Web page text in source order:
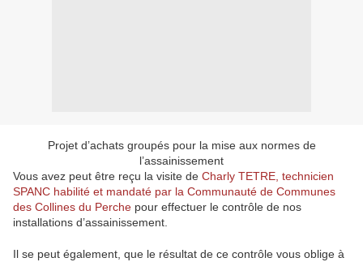
Projet d’achats groupés pour la mise aux normes de
l’assainissement
Vous avez peut être reçu la visite de Charly TETRE, technicien
SPANC habilité et mandaté par la Communauté de Communes
des Collines du Perche pour effectuer le contrôle de nos
installations d’assainissement.
Il se peut également, que le résultat de ce contrôle vous oblige à